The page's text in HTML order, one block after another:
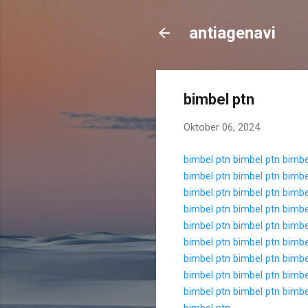
antiagenavi
bimbel ptn
Oktober 06, 2024
bimbel ptn bimbel ptn
bimbel ptn bimbel ptn
bimbel ptn bimbel ptn
bimbel ptn bimbel ptn
bimbel ptn bimbel ptn
bimbel ptn bimbel ptn
bimbel ptn bimbel ptn
bimbel ptn bimbel ptn
bimbel ptn bimbel ptn